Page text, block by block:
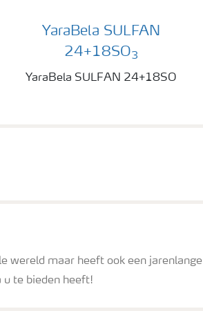
YaraBela SULFAN
24+18SO3
YaraBela SULFAN 24+18SO
wereld maar heeft ook een jarenlange
u te bieden heeft!